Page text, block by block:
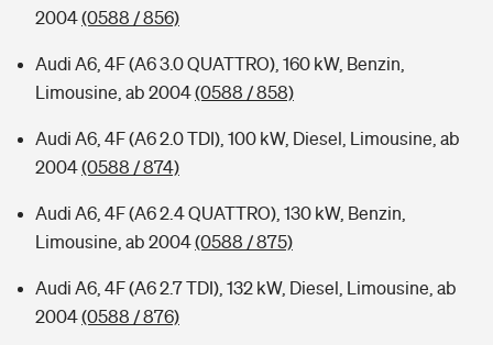
2004(0588 / 856)
Audi A6, 4F (A6 3.0 QUATTRO), 160 kW, Benzin,
Limousine, ab 2004(0588 / 858)
Audi A6, 4F (A6 2.0 TDI), 100 kW, Diesel, Limousine, ab
2004(0588 / 874)
Audi A6, 4F (A6 2.4 QUATTRO), 130 kW, Benzin,
Limousine, ab 2004(0588 / 875)
Audi A6, 4F (A6 2.7 TDI), 132 kW, Diesel, Limousine, ab
2004(0588 / 876)